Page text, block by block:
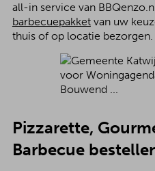
all-in service van
barbecuepakketvan uw
thuis of op locatie bezorgen.
Pizzarette,
Barbecue